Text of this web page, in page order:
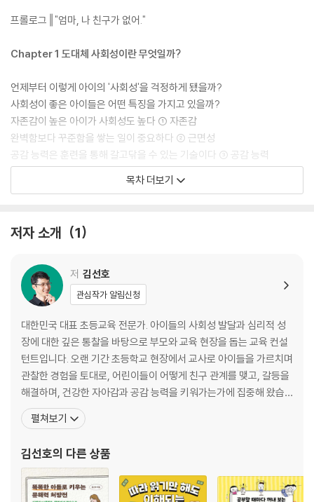
하고 타인의 감정을 이해하며, 갈등 상황에서 적절히 대응할 수 있는 능력
것을 넘어, 아이 스스로 어떤 상황에서든 흔들리지 않고 주도적으로 관계
를 이끌어 나갈 수 있도록 그 성장의 발판을 마련할 수 있다.
프롤로그 ‖ "엄마, 나 친구가 없어."
Chapter 1 도대체 사회성이란 무엇일까?
언제부터 이렇게 아이의 '사회성'을 걱정하게 됐을까?
사회성이 좋은 아이들은 어떤 특징을 가지고 있을까?
자존감이 높은 아이가 사회성도 높다 ① 자존감
완벽함보다 꾸준함을 쌓는 일이 중요하다 ② 근면성
공감 능력은 훈련을 통해 갈고닦을 수 있는 기술이다 ③ 공감 능력
상황에 맞게 감정을 표현할 줄 알아야 한다 ④ 자기조절
규칙은 나와 타인을 지키기 위한 선택이다 ⑤ 규칙 준수
Chapter 2 교실 속 내 아이는 지금 어떤 모습일까?
교실에서 주로 혼자 있는 아이
보이지 않는 왕따: 누구에게나 언제든 생길 수 있는 일
아이들은 정말 싸우면서 클까?
학교에서 이쁨받는 아이의 특징
친구 관계가 어려운 아이: 시기별 친구 스트레스의 이유
내향적인 아이는 사회성이 낮을까?: 내향형 아이에 대한 오해와 진실
밖에 나가기를 두려워하는 아이: 동굴 증후군으로부터 우리 아이를 지키는
말수가 지나치게 적은 아이
집착하는 아이 1: 왜 먹는 것, 이기는 것, 인정받는 것에 집착할까?
또래 압력에 똑똑하게 대처하는 법
거짓말을 아주 능숙하게 하는 아이
초등학생이 싫어하는 초등학생
목차 더보기
저자 소개 1
저 김선호
관심작가 알림신청
대한민국 대표 초등교육 전문가. 아이들의 사회성 발달과 심리적 성
장에 대한 깊은 통찰을 바탕으로 부모와 교육 현장을 돕는 교육 컨설
턴트입니다. 오랜 기간 초등학교 현장에서 교사로 아이들을 가르치며
관찰한 경험을 토대로, 어린이들이 어떻게 친구 관계를 맺고, 갈등을
해결하며, 건강한 자아감과 공감 능력을 키워가는가에 집중해 왔습
니다. 특히 초등 자녀를 둔 부모가 가장 고민하는 친구 관계의 문제,
자존감 형성, 갈등 해결 등 핵심 과제들을 현실적인 사례와 심리 기반
화 대화법68』 등이 있으며, 자존감·공감 능력
펼쳐보기
김선호의 다른 상품